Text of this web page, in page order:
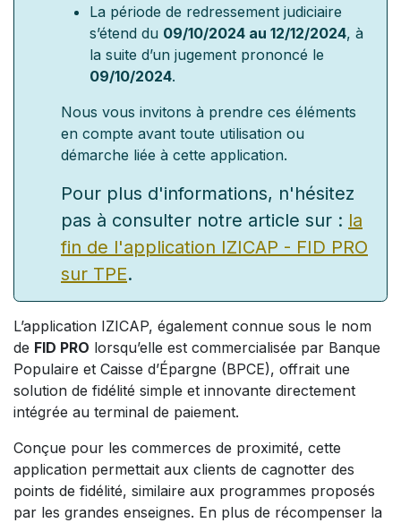
La période de redressement judiciaire
s’étend du 09/10/2024 au 12/12/2024, à
la suite d’un jugement prononcé le
09/10/2024.
Nous vous invitons à prendre ces éléments
en compte avant toute utilisation ou
démarche liée à cette application.
Pour plus d'informations, n'hésitez
pas à consulter notre article sur : la
fin de l'application IZICAP - FID PRO
sur TPE.
L’application IZICAP, également connue sous le nom
de FID PRO lorsqu’elle est commercialisée par Banque
Populaire et Caisse d’Épargne (BPCE), offrait une
solution de fidélité simple et innovante directement
intégrée au terminal de paiement.
Conçue pour les commerces de proximité, cette
application permettait aux clients de cagnotter des
points de fidélité, similaire aux programmes proposés
par les grandes enseignes. En plus de récompenser la